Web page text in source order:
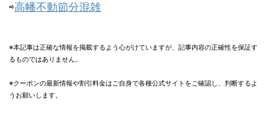
⇨高幡不動節分混雑
※本記事は正確な情報を掲載するよう心がけていますが、記事内容の正確性を保証す
るものではありません。
※クーポンの最新情報や割引料金はご自身で各種公式サイトをご確認し、判断するよ
うお願いします。